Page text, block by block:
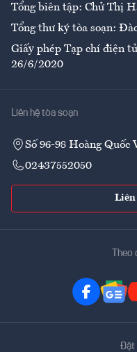
Tổng biên tập: Chử Thị
Tổng thư ký tòa soạn:
Giấy phép Tạp chí điện
26/6/2020
Liên hệ tòa soạn
Số 96-98 Hoàng
02437552050
Liên
Đặt